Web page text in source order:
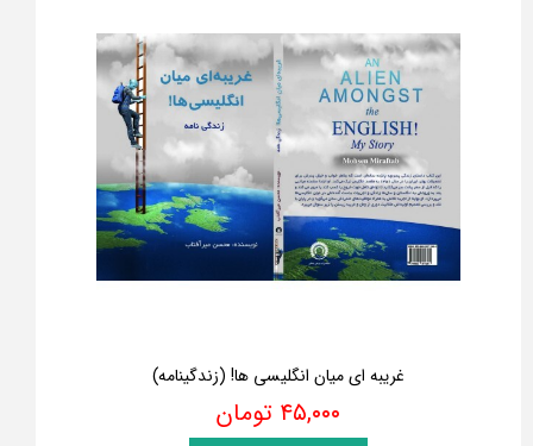
غریبه ای میان انگلیسی ها! (زندگینامه)
۴۵,۰۰۰ تومان